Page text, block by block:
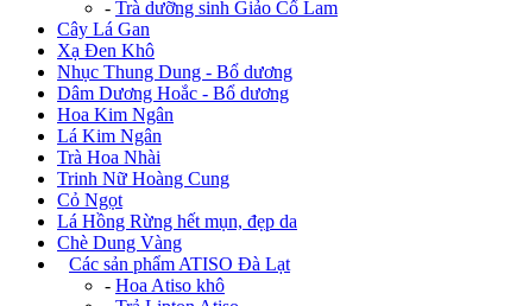
- Trà dưỡng sinh Giảo Cổ Lam
Cây Lá Gan
Xạ Đen Khô
Nhục Thung Dung - Bổ dương
Dâm Dương Hoắc - Bổ dương
Hoa Kim Ngân
Lá Kim Ngân
Trà Hoa Nhài
Trinh Nữ Hoàng Cung
Cỏ Ngọt
Lá Hồng Rừng hết mụn, đẹp da
Chè Dung Vàng
Các sản phẩm ATISO Đà Lạt
- Hoa Atiso khô